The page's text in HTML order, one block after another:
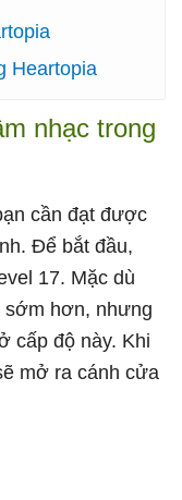
Heartopia
nhạc trong
cần đạt được
Để bắt đầu,
17. Mặc dù
sớm hơn, nhưng
cấp độ này. Khi
mở ra cánh cửa